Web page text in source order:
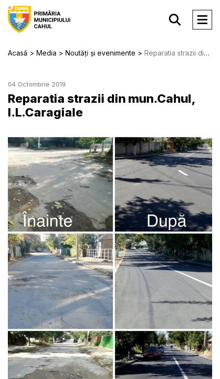
Acasă Media Noutăți și evenimente Reparatia strazii din mun.Cahul, I.L.Caragiale
04 Octombrie 2019
Reparatia strazii din mun.Cahul,
I.L.Caragiale